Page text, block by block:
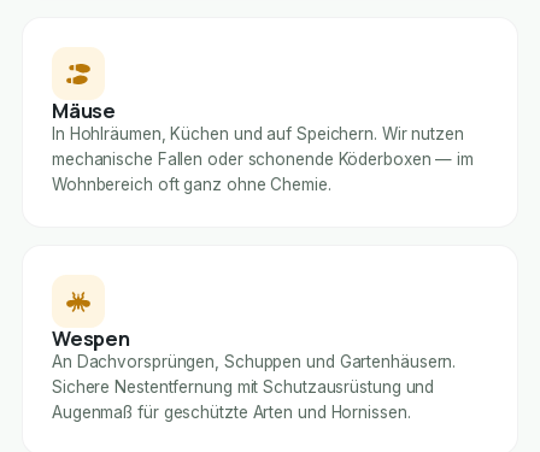
Mäuse
In Hohlräumen, Küchen und auf Speichern. Wir nutzen
mechanische Fallen oder schonende Köderboxen — im
Wohnbereich oft ganz ohne Chemie.
Wespen
An Dachvorsprüngen, Schuppen und Gartenhäusern.
Sichere Nestentfernung mit Schutzausrüstung und
Augenmaß für geschützte Arten und Hornissen.